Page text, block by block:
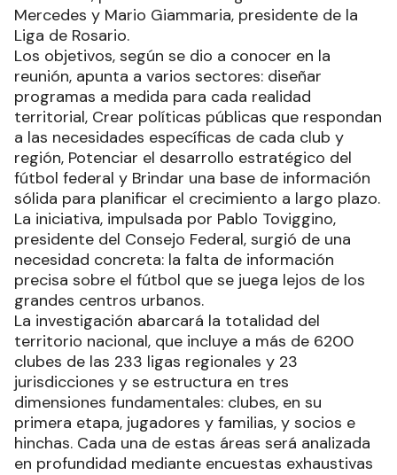
Mercedes y Mario Giammaria, presidente de la
Liga de Rosario.
Los objetivos, según se dio a conocer en la
reunión, apunta a varios sectores: diseñar
programas a medida para cada realidad
territorial, Crear políticas públicas que respondan
a las necesidades específicas de cada club y
región, Potenciar el desarrollo estratégico del
fútbol federal y Brindar una base de información
sólida para planificar el crecimiento a largo plazo.
La iniciativa, impulsada por Pablo Toviggino,
presidente del Consejo Federal, surgió de una
necesidad concreta: la falta de información
precisa sobre el fútbol que se juega lejos de los
grandes centros urbanos.
La investigación abarcará la totalidad del
territorio nacional, que incluye a más de 6200
clubes de las 233 ligas regionales y 23
jurisdicciones y se estructura en tres
dimensiones fundamentales: clubes, en su
primera etapa, jugadores y familias, y socios e
hinchas. Cada una de estas áreas será analizada
en profundidad mediante encuestas exhaustivas